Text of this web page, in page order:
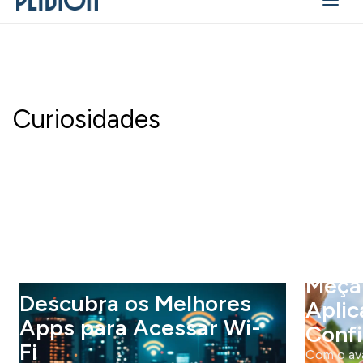
Curiosidades
os Melhores
para Acessar Wi-
Meça
Com o avanço